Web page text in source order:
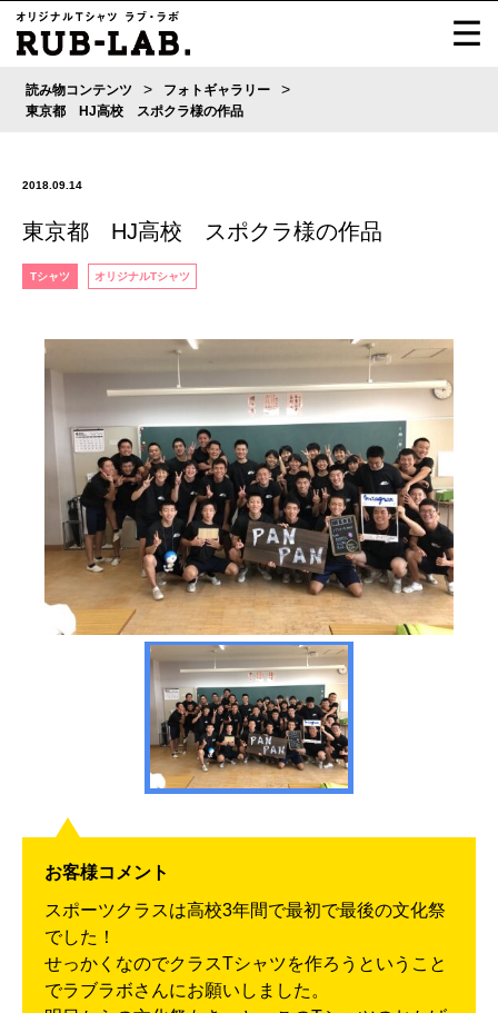
読み物コンテンツ > フォトギャラリー >
東京都 HJ高校 スポクラ様の作品
2018.09.14
東京都 HJ高校 スポクラ様の作品
Tシャツ オリジナルTシャツ
お客様コメント
スポーツクラスは高校3年間で最初で最後の文化祭
でした！
せっかくなのでクラスTシャツを作ろうということ
でラブラボさんにお願いしました。